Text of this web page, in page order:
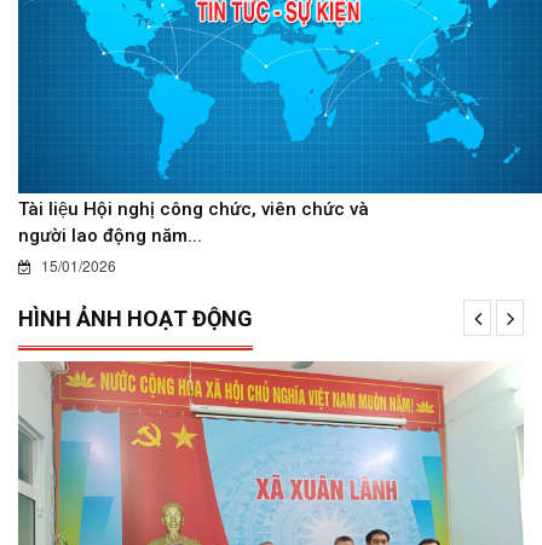
Tài liệu Hội nghị công chức, viên chức và
người lao động năm...
15/01/2026
HÌNH ẢNH HOẠT ĐỘNG